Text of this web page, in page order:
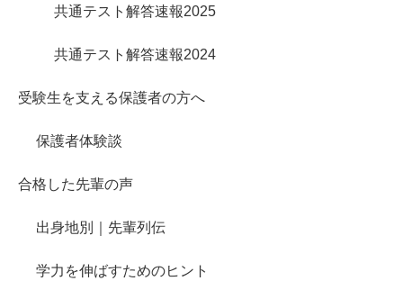
共通テスト解答速報2025
共通テスト解答速報2024
受験生を支える保護者の方へ
保護者体験談
合格した先輩の声
出身地別｜先輩列伝
学力を伸ばすためのヒント